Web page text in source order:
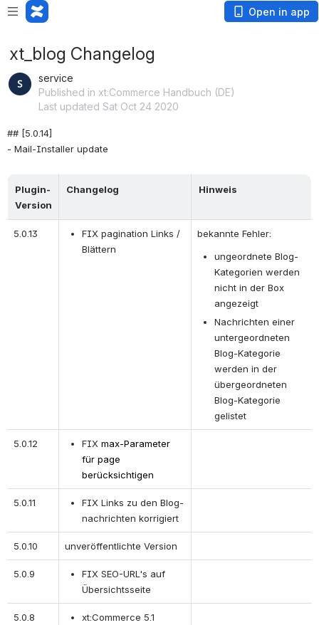
Open in app
xt_blog Changelog
service
Published in xt:Commerce Handbuch (DE)
Last updated Sat Oct 24 2020
## [5.0.14]
- Mail-Installer update
Plugin-
Version
Changelog Hinweis
5.0.13
FIX pagination Links /
Blättern
bekannte Fehler:
ungeordnete Blog-
Kategorien werden
nicht in der Box
angezeigt
Nachrichten einer
untergeordneten
Blog-Kategorie
werden in der
übergeordneten
Blog-Kategorie
gelistet
5.0.12 FIX max-Parameter
für page
berücksichtigen
5.0.11
FIX Links zu den Blog-
nachrichten korrigiert
5.0.10 unveröffentlichte Version
5.0.9
FIX SEO-URL's auf
Übersichtsseite
5.0.8
xt:Commerce 5.1